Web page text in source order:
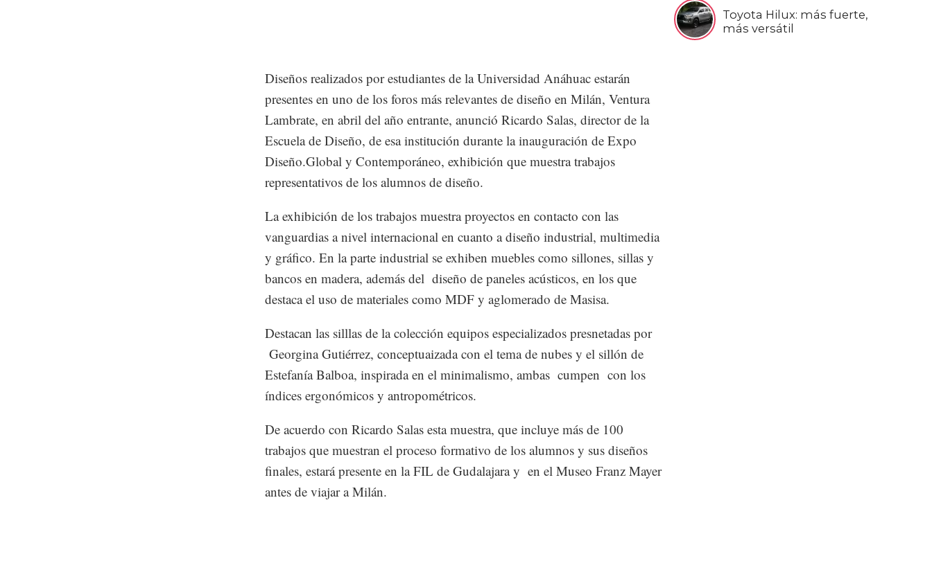
Toyota Hilux: más fuerte,
más versátil
Diseños realizados por estudiantes de la Universidad Anáhuac estarán
presentes en uno de los foros más relevantes de diseño en Milán, Ventura
Lambrate, en abril del año entrante, anunció Ricardo Salas, director de la
Escuela de Diseño, de esa institución durante la inauguración de Expo
Diseño.Global y Contemporáneo, exhibición que muestra trabajos
representativos de los alumnos de diseño.
La exhibición de los trabajos muestra proyectos en contacto con las
vanguardias a nivel internacional en cuanto a diseño industrial, multimedia
y gráfico. En la parte industrial se exhiben muebles como sillones, sillas y
bancos en madera, además del diseño de paneles acústicos, en los que
destaca el uso de materiales como MDF y aglomerado de Masisa.
Destacan las silllas de la colección equipos especializados presnetadas por
Georgina Gutiérrez, conceptuaizada con el tema de nubes y el sillón de
Estefanía Balboa, inspirada en el minimalismo, ambas cumpen con los
índices ergonómicos y antropométricos.
De acuerdo con Ricardo Salas esta muestra, que incluye más de 100
trabajos que muestran el proceso formativo de los alumnos y sus diseños
finales, estará presente en la FIL de Gudalajara y en el Museo Franz Mayer
antes de viajar a Milán.